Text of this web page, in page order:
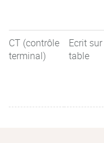
CT (contrôle
terminal)
Ecrit sur
table